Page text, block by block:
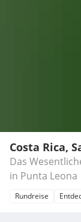
Costa Rica,
Das
in Punta Leona
Rundreise